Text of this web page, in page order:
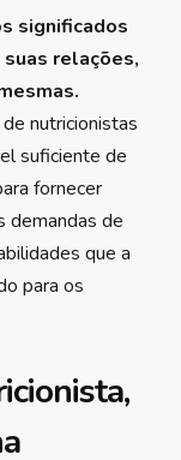
significados
relações,
nutricionistas
suficiente de
fornecer
demandas de
que a
para os